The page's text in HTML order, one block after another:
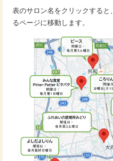
表のサロン名をクリックする
るページに移動します。